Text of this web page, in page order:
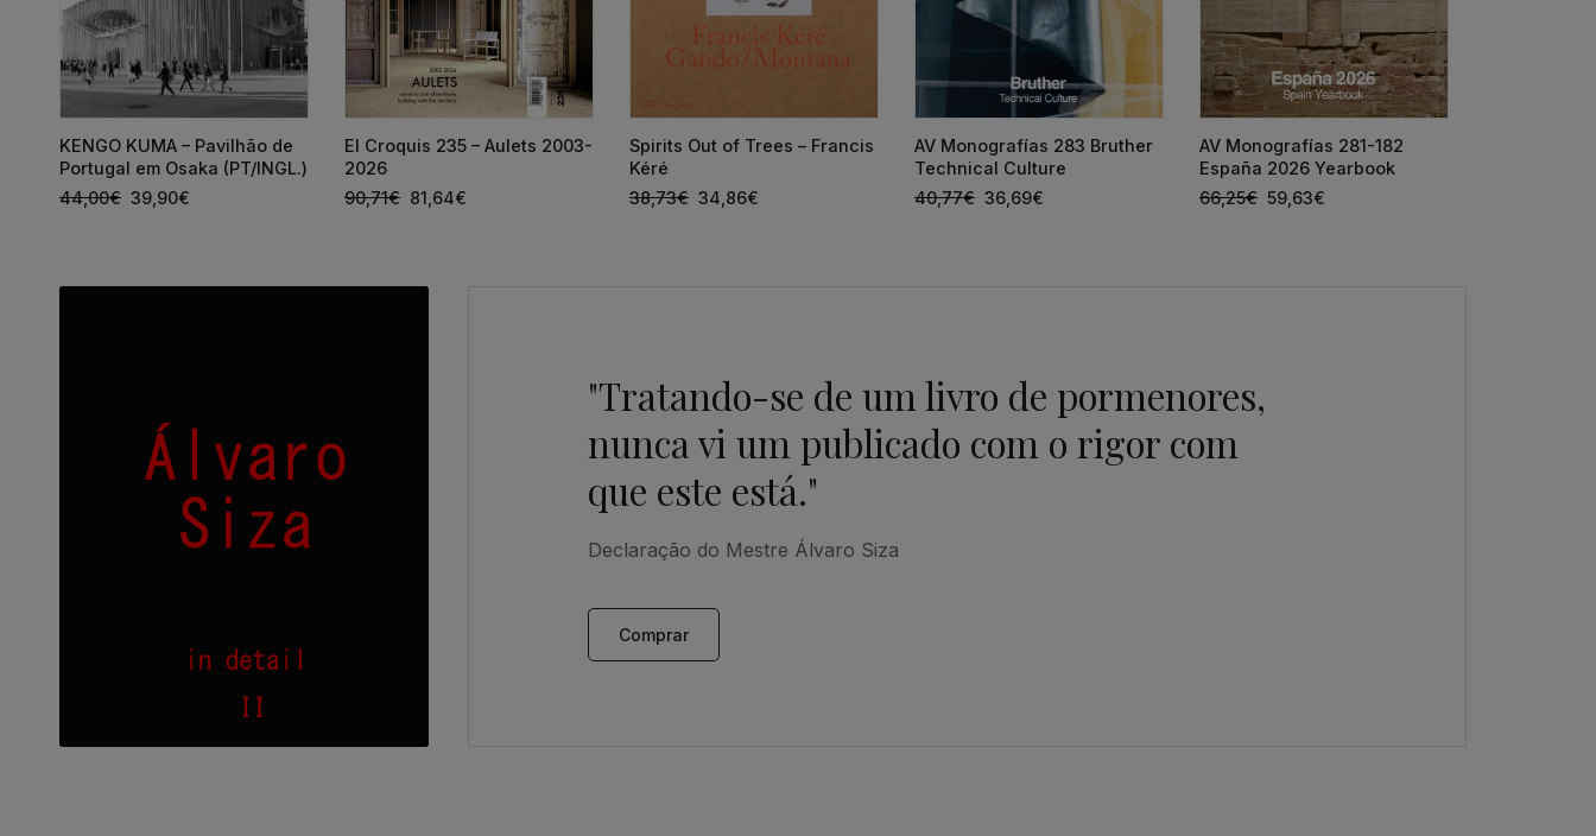
KENGO KUMA – Pavilhão de
Portugal em Osaka (PT/INGL.)
44,00€ 39,90€
El Croquis 235 – Aulets 2003-
2026
90,71€ 81,64€
Spirits Out of Trees – Francis
Kéré
38,73€ 34,86€
AV Monografías 283 Bruther
Technical Culture
40,77€ 36,69€
AV Monografías 281-182
España 2026 Yearbook
66,25€ 59,63€
"Tratando-se de um livro de pormenores,
nunca vi um publicado com o rigor com
que este está."
Declaração do Mestre Álvaro Siza
Comprar